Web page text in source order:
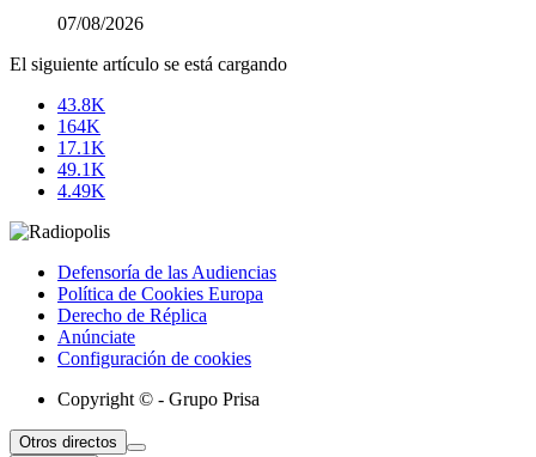
07/08/2026
El siguiente artículo se está cargando
43.8K
164K
17.1K
49.1K
4.49K
Defensoría de las Audiencias
Política de Cookies Europa
Derecho de Réplica
Anúnciate
Configuración de cookies
Copyright © - Grupo Prisa
Otros directos